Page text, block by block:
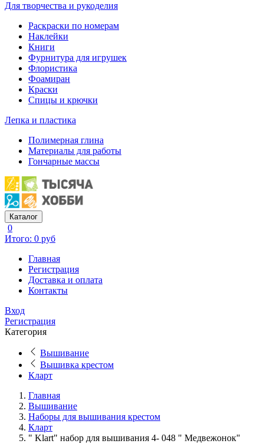
Для творчества и рукоделия
Раскраски по номерам
Наклейки
Книги
Фурнитура для игрушек
Флористика
Фоамиран
Краски
Спицы и крючки
Лепка и пластика
Полимерная глина
Материалы для работы
Гончарные массы
Каталог
0
Итого: 0 руб
Главная
Регистрация
Доставка и оплата
Контакты
Вход
Регистрация
Категория
Вышивание
Вышивка крестом
Кларт
Главная
Вышивание
Наборы для вышивания крестом
Кларт
" Klart" набор для вышивания 4- 048 " Медвежонок"